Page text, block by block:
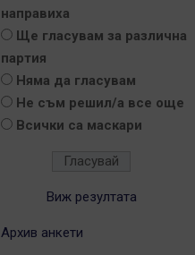
направиха
Ще гласувам за различна
партия
Няма да гласувам
Не съм решил/а все още
Всички са маскари
Виж резултата
Архив анкети